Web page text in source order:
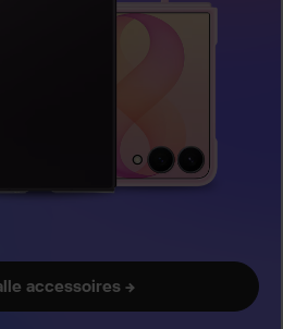
accessoires →